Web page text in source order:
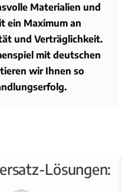
Materialien und
ein Maximum an
und Verträglichkeit.
mit deutschen
wir Ihnen so
Lösungen: